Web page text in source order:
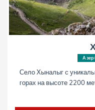
Село Хыналыг с
горах на высоте 2200